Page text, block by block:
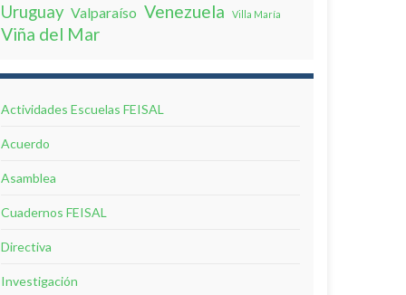
Uruguay Valparaíso Venezuela Villa Marí­a
Viña del Mar
Actividades Escuelas FEISAL
Acuerdo
Asamblea
Cuadernos FEISAL
Directiva
Investigación